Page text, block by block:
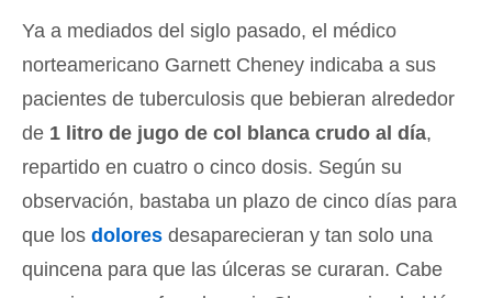
Ya a mediados del siglo pasado, el médico
norteamericano Garnett Cheney indicaba a sus
pacientes de tuberculosis que bebieran alrededor
de 1 litro de jugo de col blanca crudo al día,
repartido en cuatro o cinco dosis. Según su
observación, bastaba un plazo de cinco días para
que los dolores desaparecieran y tan solo una
quincena para que las úlceras se curaran. Cabe